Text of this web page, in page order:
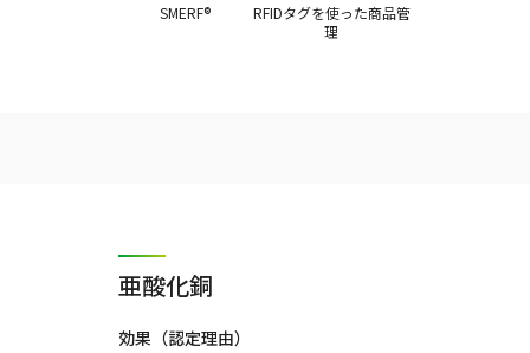
SMERF®
RFIDタグを使った商品管
理
亜酸化銅
効果（認定理由）